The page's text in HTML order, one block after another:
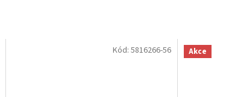
Kód: 5816266-56 Akce